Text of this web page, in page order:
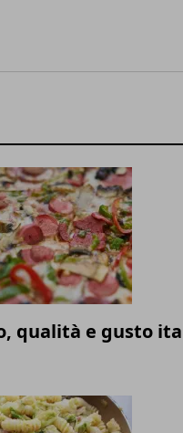
qualità e gusto